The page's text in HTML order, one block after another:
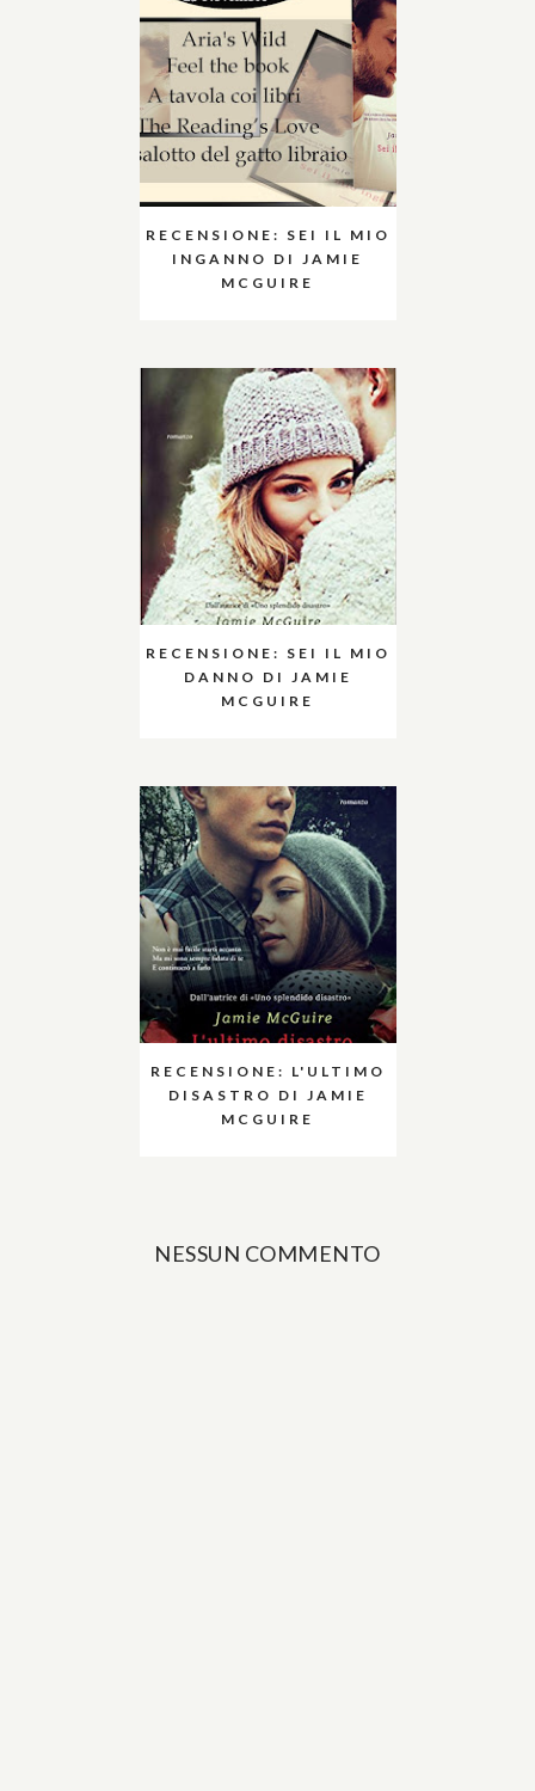
RECENSIONE: SEI IL MIO
INGANNO DI JAMIE
MCGUIRE
RECENSIONE: SEI IL MIO
DANNO DI JAMIE
MCGUIRE
RECENSIONE: L'ULTIMO
DISASTRO DI JAMIE
MCGUIRE
NESSUN COMMENTO